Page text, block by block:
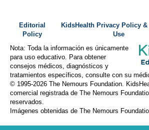
Editorial
Policy
KidsHealth Privacy Policy &
Use
Nota: Toda la información es únicamente
para uso educativo. Para obtener
consejos médicos, diagnósticos y
tratamientos específicos, consulte con su
© 1995-2026 The Nemours Foundation.
comercial registrada de The Nemours
reservados.
Imágenes obtenidas de The Nemours